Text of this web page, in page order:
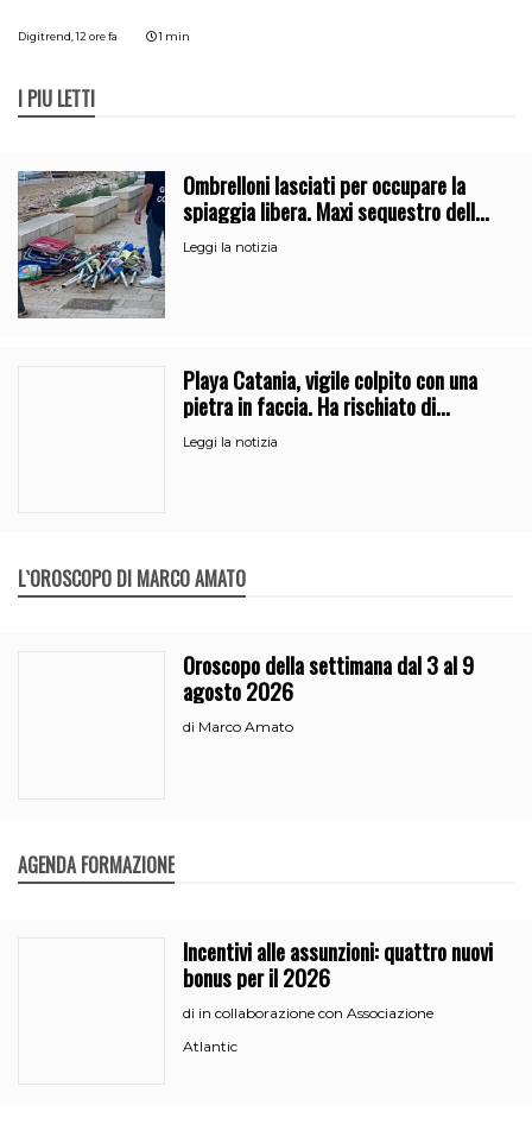
Digitrend,12 ore fa 1 min
I PIÙ LETTI
Ombrelloni lasciati per occupare la
spiaggia libera. Maxi sequestro della
Guardia Costiera
Leggi la notizia
Playa Catania, vigile colpito con una
pietra in faccia. Ha rischiato di
perdere l’occhio
Leggi la notizia
L`OROSCOPO DI MARCO AMATO
Oroscopo della settimana dal 3 al 9
agosto 2026
di Marco Amato
AGENDA FORMAZIONE
Incentivi alle assunzioni: quattro nuovi
bonus per il 2026
di in collaborazione con Associazione
Atlantic